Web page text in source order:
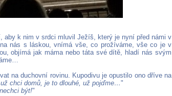
aby k nim v srdci mluvil Ježíš, který je nyní před námi v
nás s láskou, vnímá vše, co prožíváme, vše co je v
objímá jak máma nebo táta své dítě, hladí nás svým
na duchovní rovinu. Kupodivu je opustilo ono dříve na
chci domů, je to dlouhé, už pojďme…"
být!"